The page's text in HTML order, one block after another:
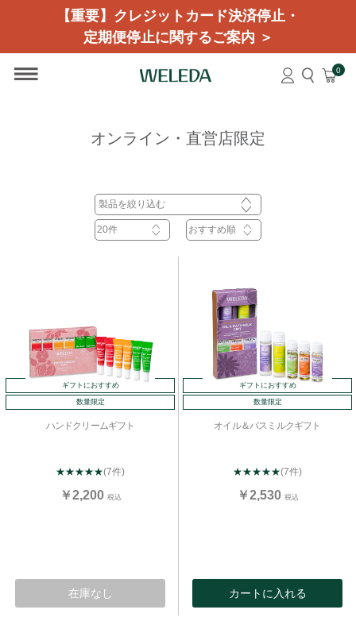
【重要】クレジットカード決済停止・
定期便停止に関するご案内 ＞
0
オンライン・直営店限定
ギフトにおすすめ
数量限定
ハンドクリームギフト
★★★★★(7件)
￥2,200 税込
在庫なし
ギフトにおすすめ
数量限定
オイル＆バスミルクギフト
★★★★★(7件)
￥2,530 税込
カートに入れる